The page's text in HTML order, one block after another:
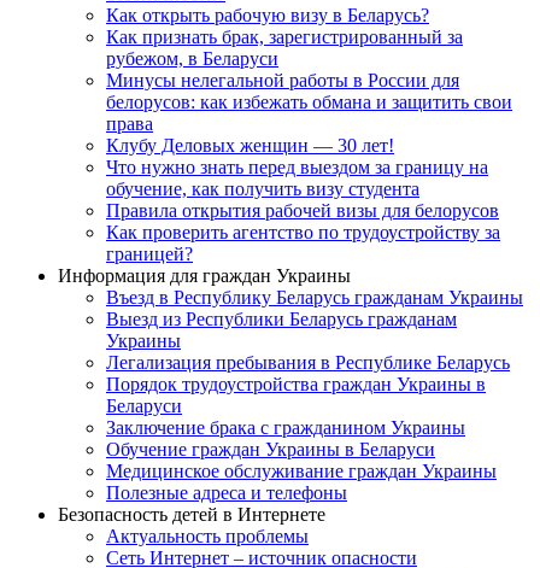
Как открыть рабочую визу в Беларусь?
Как признать брак, зарегистрированный за
рубежом, в Беларуси
Минусы нелегальной работы в России для
белорусов: как избежать обмана и защитить свои
права
Клубу Деловых женщин — 30 лет!
Что нужно знать перед выездом за границу на
обучение, как получить визу студента
Правила открытия рабочей визы для белорусов
Как проверить агентство по трудоустройству за
границей?
Информация для граждан Украины
Въезд в Республику Беларусь гражданам Украины
Выезд из Республики Беларусь гражданам
Украины
Легализация пребывания в Республике Беларусь
Порядок трудоустройства граждан Украины в
Беларуси
Заключение брака с гражданином Украины
Обучение граждан Украины в Беларуси
Медицинское обслуживание граждан Украины
Полезные адреса и телефоны
Безопасность детей в Интернете
Актуальность проблемы
Сеть Интернет – источник опасности